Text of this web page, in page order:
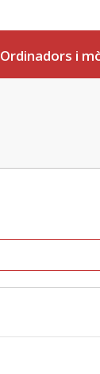
Ordinadors i